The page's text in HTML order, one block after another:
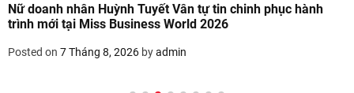
Nữ doanh nhân Huỳnh Tuyết Vân tự tin chinh phục hành
trình mới tại Miss Business World 2026
Posted on 7 Tháng 8, 2026 byadmin